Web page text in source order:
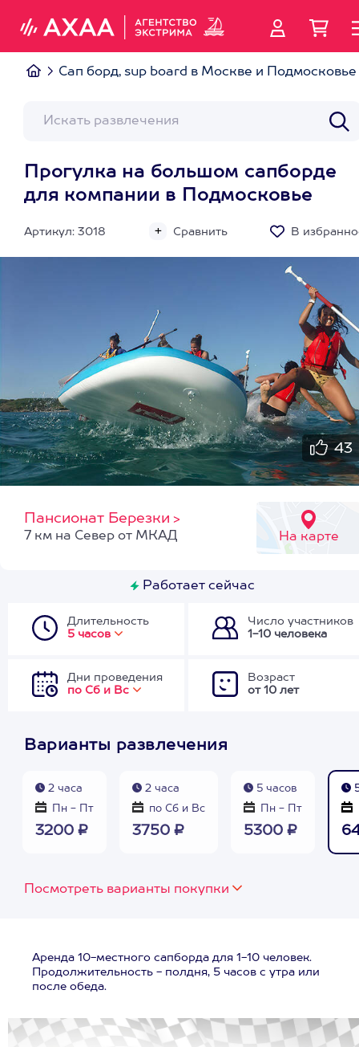
Сап борд, sup board в Москве и Подмосковье
Прогулка на большом сапборде
для компании в Подмосковье
Артикул: 3018 Сравнить В
43
Пансионат Березки >
На карте
7 км на Север от МКАД
Работает сейчас
Длительность
5 часов
Число участников
1-10 человека
Дни проведения
по Сб и Вс
Возраст
от 10 лет
Варианты развлечения
2 часа
Пн - Пт
3200 ₽
2 часа
по Сб и Вс
3750 ₽
5 часов
Пн - Пт
5300 ₽
Посмотреть варианты покупки
Аренда 10-местного сапборда для 1-10 человек.
Продолжительность - полдня, 5 часов с утра или
после обеда.